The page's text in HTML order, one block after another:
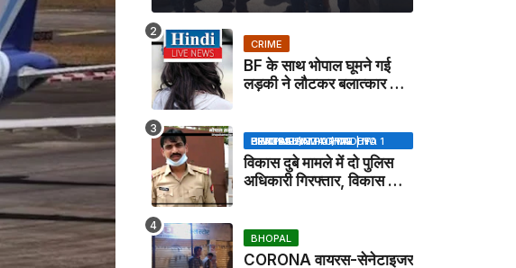
CRIME
BF के साथ भोपाल घूमने गई
लड़की ने लौटकर बलात्कार का
BHOPAL SAMACHAR | NO 1 HINDI NEWS PORTAL OF CENTRAL INDIA (MADHYA PRADESH)
विकास दुबे मामले में दो पुलिस
अधिकारी गिरफ्तार, विकास की
BHOPAL
CORONA वायरस-सेनेटाइजर